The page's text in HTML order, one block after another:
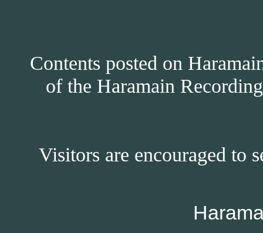
Contents posted on
of the Haramain
Visitors are encouraged to